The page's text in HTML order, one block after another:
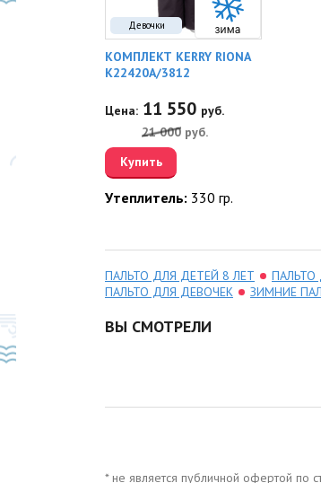
Девочки
КОМПЛЕКТ KERRY RIONA
K22420A/3812
Цена: 11 550 руб.
21 000 руб.
Купить
Утеплитель: 330 гр.
ПАЛЬТО ДЛЯ ДЕТЕЙ 8 ЛЕТ ПАЛЬТО
ПАЛЬТО ДЛЯ ДЕВОЧЕК
ЗИМНИЕ
ВЫ СМОТРЕЛИ
* не является публичной офертой по